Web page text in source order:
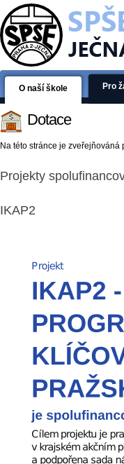
O naší škole Pro
Dotace
Na této stránce je
Projekty
IKAP2